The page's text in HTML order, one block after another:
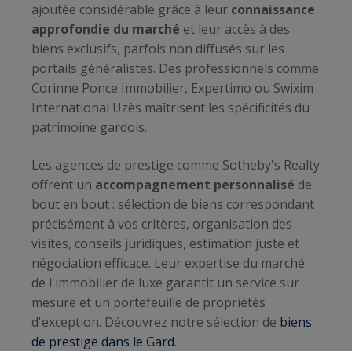
ajoutée considérable grâce à leur connaissance
approfondie du marché et leur accès à des
biens exclusifs, parfois non diffusés sur les
portails généralistes. Des professionnels comme
Corinne Ponce Immobilier, Expertimo ou Swixim
International Uzès maîtrisent les spécificités du
patrimoine gardois.
Les agences de prestige comme Sotheby's Realty
offrent un accompagnement personnalisé de
bout en bout : sélection de biens correspondant
précisément à vos critères, organisation des
visites, conseils juridiques, estimation juste et
négociation efficace. Leur expertise du marché
de l'immobilier de luxe garantit un service sur
mesure et un portefeuille de propriétés
d'exception. Découvrez notre sélection de biens
de prestige dans le Gard.